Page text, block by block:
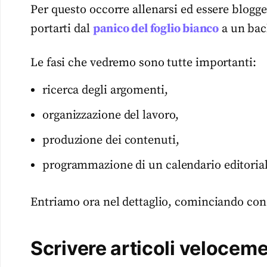
Per questo occorre allenarsi ed essere
portarti dal panico del foglio biancoa un
Le fasi che vedremo sono tutte importanti:
ricerca degli argomenti,
organizzazione del lavoro,
produzione dei contenuti,
programmazione di un calendario
Entriamo ora nel dettaglio, cominciando
Scrivere articoli